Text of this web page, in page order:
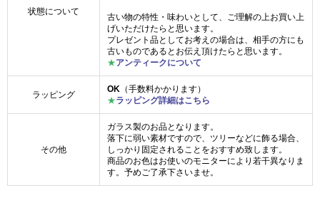
状態について
古い物の特性・味わいとして、ご理解の上お買い上
げいただけたらと思います。
プレゼント品としてお考えの場合は、相手の方にも
古いものであるとお伝え頂けたらと思います。
★アンティークについて
ラッピング
OK （手数料かかります）
★ラッピング詳細はこちら
その他
ガラス製のお品となります。
落下に弱い素材ですので、ツリーなどに飾る場合、
しっかり固定されることをおすすめ致します。
商品のお色はお使いのモニターにより若干異なりま
す。予めご了承下さいませ。